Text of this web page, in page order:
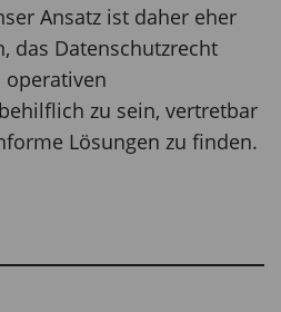
Ansatz ist daher eher
das Datenschutzrecht
operativen
zu sein, vertretbar
Lösungen zu finden.